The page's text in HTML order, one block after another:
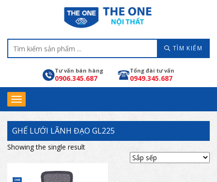
TÌM KIẾM
Tư vấn bán hàng
0906.345.687
Tổng đài tư vấn
0949.345.687
GHẾ LƯỚI LÃNH ĐẠO GL225
Showing the single result